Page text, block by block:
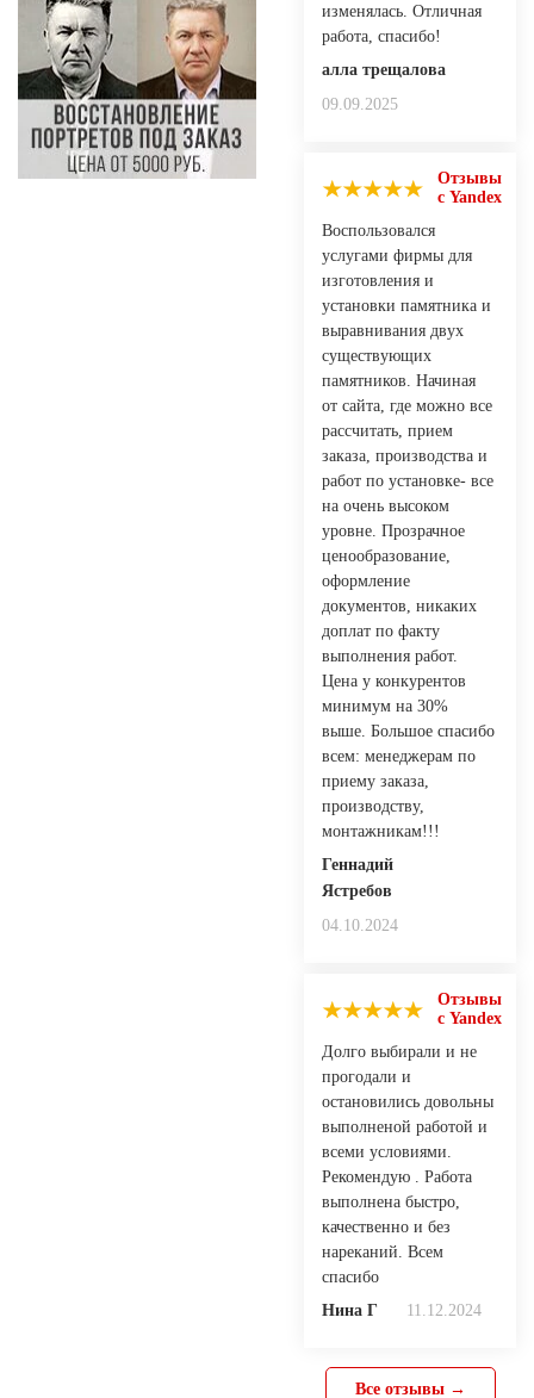
изменялась. Отличная
работа, спасибо!
алла трещалова
09.09.2025
Отзывы
с Yandex
Воспользовался
услугами фирмы для
изготовления и
установки памятника и
выравнивания двух
существующих
памятников. Начиная
от сайта, где можно все
рассчитать, прием
заказа, производства и
работ по установке- все
на очень высоком
уровне. Прозрачное
ценообразование,
оформление
документов, никаких
доплат по факту
выполнения работ.
Цена у конкурентов
минимум на 30%
выше. Большое спасибо
всем: менеджерам по
приему заказа,
производству,
монтажникам!!!
Геннадий
Ястребов
04.10.2024
Отзывы
с Yandex
Долго выбирали и не
прогодали и
остановились довольны
выполненой работой и
всеми условиями.
Рекомендую . Работа
выполнена быстро,
качественно и без
нареканий. Всем
спасибо
Нина Г
11.12.2024
Все отзывы →